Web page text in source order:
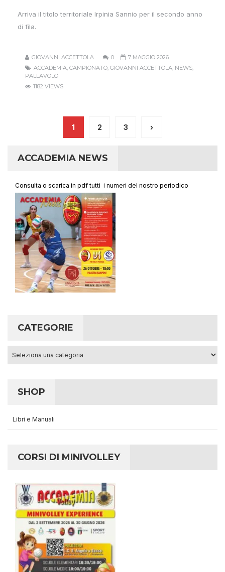
Arriva il titolo territoriale Irpinia Sannio per il secondo anno
di fila.
GIOVANNI ACCETTOLA 0
7 MAGGIO 2026
ACCADEMIA, CAMPIONATO, GIOVANNI ACCETTOLA, NEWS,
PALLAVOLO
1182 VIEWS
1 2 3 ›
ACCADEMIA NEWS
Consulta o scarica in pdf tutti i numeri del nostro periodico
CATEGORIE
SHOP
Libri e Manuali
CORSI DI MINIVOLLEY